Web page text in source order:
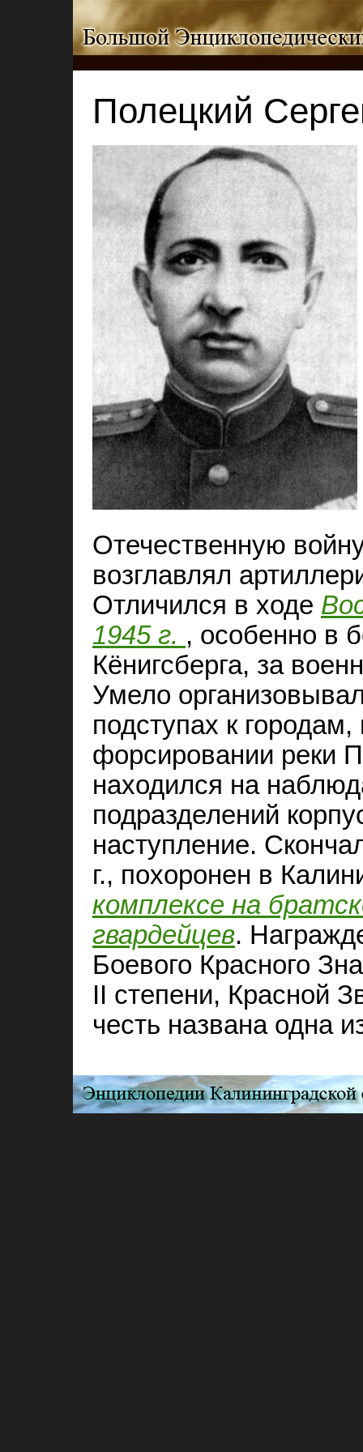
Полецкий
Отечественную
возглавлял
Отличился в ходе
1945 г. , особенно в
Кёнигсберга, за
Умело
подступах к
форсировании реки
находился на
подразделений
наступление.
г., похоронен в
комплексе на
гвардейцев.
Боевого Красного
II степени, Красной
честь названа одна